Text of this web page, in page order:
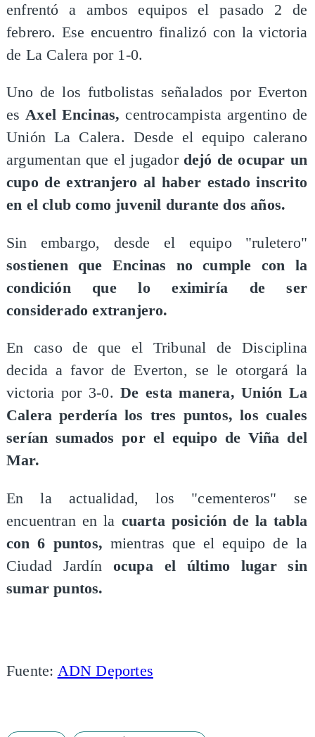
enfrentó a ambos equipos el pasado 2 de
febrero. Ese encuentro finalizó con la victoria
de La Calera por 1-0.
Uno de los futbolistas señalados por Everton
esAxel Encinas, centrocampista argentino de
Unión La Calera. Desde el equipo calerano
argumentan que el jugador dejó de ocupar un
cupo de extranjero al haber estado inscrito
en el club como juvenil durante dos años.
Sin embargo, desde el equipo "ruletero"
sostienen que Encinas no cumple con la
condición que lo eximiría de ser
considerado extranjero.
En caso de que el Tribunal de Disciplina
decida a favor de Everton, se le otorgará la
victoria por 3-0.De esta manera, Unión La
Calera perdería los tres puntos, los cuales
serían sumados por el equipo de Viña del
Mar.
En la actualidad, los "cementeros" se
encuentran en la cuarta posición de la tabla
con 6 puntos, mientras que el equipo de la
Ciudad Jardín ocupa el último lugar sin
sumar puntos.
Fuente: ADN Deportes